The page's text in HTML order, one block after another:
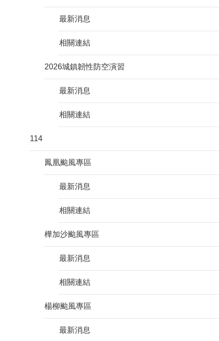
最新消息
相關連結
2026城鎮韌性防空演習
最新消息
相關連結
114
鳳凰颱風專區
最新消息
相關連結
樺加沙颱風專區
最新消息
相關連結
楊柳颱風專區
最新消息